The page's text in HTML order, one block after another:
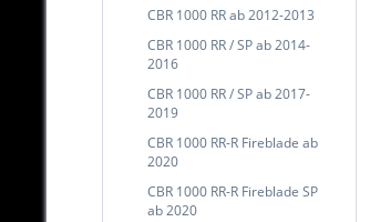
CBR 1000 RR ab 2012-2013
CBR 1000 RR / SP ab 2014-
2016
CBR 1000 RR / SP ab 2017-
2019
CBR 1000 RR-R Fireblade ab
2020
CBR 1000 RR-R Fireblade SP
ab 2020